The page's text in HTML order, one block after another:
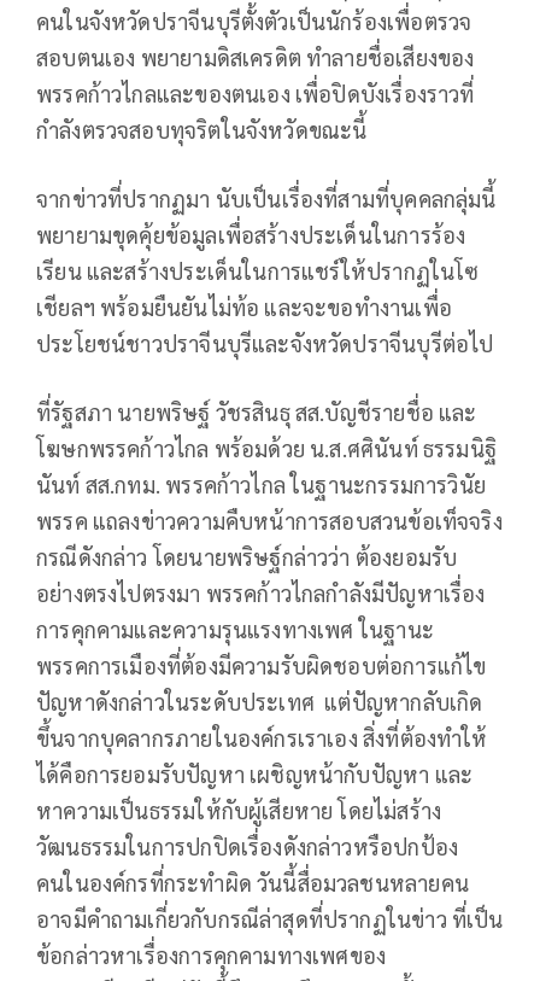
คนในจังหวัดปราจีนบุรีตั้งตัวเป็นนักร้องเพื่อตรวจ
สอบตนเอง พยายามดิสเครดิต ทำลายชื่อเสียงของ
พรรคก้าวไกลและของตนเอง เพื่อปิดบังเรื่องราวที่
กำลังตรวจสอบทุจริตในจังหวัดขณะนี้
จากข่าวที่ปรากฏมา นับเป็นเรื่องที่สามที่บุคคลกลุ่มนี้
พยายามขุดคุ้ยข้อมูลเพื่อสร้างประเด็นในการร้อง
เรียน และสร้างประเด็นในการแชร์ให้ปรากฏในโซ
เชียลฯ พร้อมยืนยันไม่ท้อ และจะขอทำงานเพื่อ
ประโยชน์ชาวปราจีนบุรีและจังหวัดปราจีนบุรีต่อไป
ที่รัฐสภา นายพริษฐ์ วัชรสินธุ สส.บัญชีรายชื่อ และ
โฆษกพรรคก้าวไกล พร้อมด้วย น.ส.ศศินันท์ ธรรมนิฐิ
นันท์ สส.กทม. พรรคก้าวไกล ในฐานะกรรมการวินัย
พรรค แถลงข่าวความคืบหน้าการสอบสวนข้อเท็จจริง
กรณีดังกล่าว โดยนายพริษฐ์กล่าวว่า ต้องยอมรับ
อย่างตรงไปตรงมา พรรคก้าวไกลกำลังมีปัญหาเรื่อง
การคุกคามและความรุนแรงทางเพศ ในฐานะ
พรรคการเมืองที่ต้องมีความรับผิดชอบต่อการแก้ไข
ปัญหาดังกล่าวในระดับประเทศ แต่ปัญหากลับเกิด
ขึ้นจากบุคลากรภายในองค์กรเราเอง สิ่งที่ต้องทำให้
ได้คือการยอมรับปัญหา เผชิญหน้ากับปัญหา และ
หาความเป็นธรรมให้กับผู้เสียหาย โดยไม่สร้าง
วัฒนธรรมในการปกปิดเรื่องดังกล่าวหรือปกป้อง
คนในองค์กรที่กระทำผิด วันนี้สื่อมวลชนหลายคน
อาจมีคำถามเกี่ยวกับกรณีล่าสุดที่ปรากฏในข่าว ที่เป็น
ข้อกล่าวหาเรื่องการคุกคามทางเพศของ